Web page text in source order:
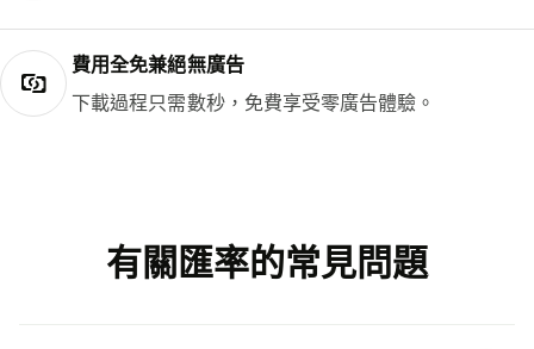
費用全免兼絕無廣告
下載過程只需數秒，免費享受零廣告體驗。
有關匯率的常見問題